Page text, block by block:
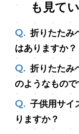
も見て
折りたたみ
はありますか？
折りたたみ
のようなもので
子供用サイ
りますか？